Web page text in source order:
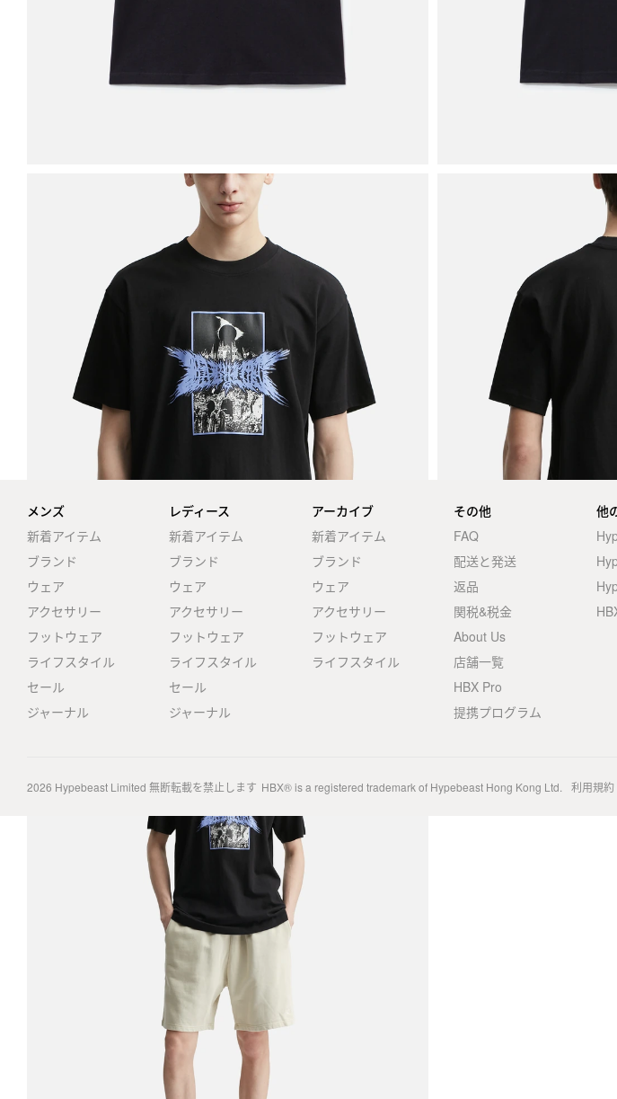
メンズ
新着アイテム
ブランド
ウェア
アクセサリー
フットウェア
ライフスタイル
セール
ジャーナル
レディース
新着アイテム
ブランド
ウェア
アクセサリー
フットウェア
ライフスタイル
セール
ジャーナル
アーカイブ
新着アイテム
ブランド
ウェア
アクセサリー
フットウェア
ライフスタイル
その他
FAQ
配送と発送
返品
関税&税金
About Us
店舗一覧
HBX Pro
提携プログラム
他
2026 Hypebeast Limited 無断転載を禁止します HBX® is a registered trademark of Hypebeast Hong Kong Ltd. 利用規約